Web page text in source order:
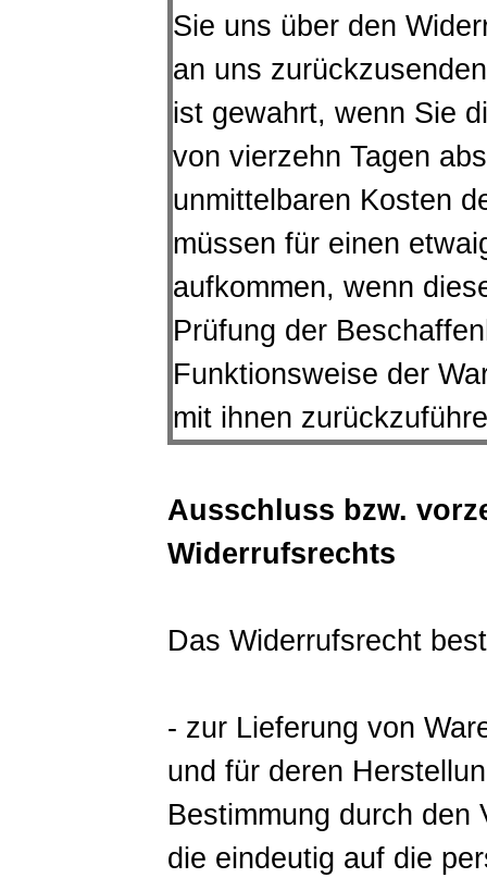
Sie uns über den
an uns
ist gewahrt, wenn Sie
von vierzehn Tagen
unmittelbaren Kosten
müssen für einen
aufkommen, wenn
Prüfung der
Funktionsweise der
mit ihnen
Ausschluss bzw.
Widerrufsrechts
Das Widerrufsrecht
- zur Lieferung von
und für deren
Bestimmung durch den
die eindeutig auf die